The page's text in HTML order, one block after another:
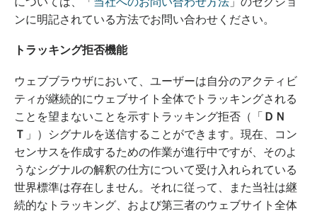
ンに明記されている方法でお問い合わせください。
トラッキング拒否機能
ウェブブラウザにおいて、ユーザーは自分のアクティビ
ティが継続的にウェブサイト全体でトラッキングされる
ことを望まないことを示すトラッキング拒否（「 ＤＮ
Ｔ 」）シグナルを送信することができます。現在、コン
センサスを作成するための作業が進行中ですが、そのよ
うなシグナルの解釈の仕方について受け入れられている
世界標準は存在しません。それに従って、また当社は継
続的なトラッキング、および第三者のウェブサイト全体